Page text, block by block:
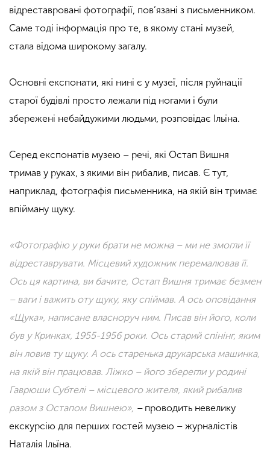
відреставровані фотографії, пов’язані з письменником.
Саме тоді інформація про те, в якому стані музей,
стала відома широкому загалу.
Основні експонати, які нині є у музеї, після руйнації
старої будівлі просто лежали під ногами і були
збережені небайдужими людьми, розповідає Ільїна.
Серед експонатів музею – речі, які Остап Вишня
тримав у руках, з якими він рибалив, писав. Є тут,
наприклад, фотографія письменника, на якій він тримає
впійману щуку.
«Фотографію у руки брати не можна – ми не змогли її
відреставрувати. Місцевий художник перемалював її.
Ось ця картина, ви бачите, Остап Вишня тримає безмен
– ваги і важить оту щуку, яку спіймав. А ось оповідання
«Щука», написане власноруч ним. Писав він його, коли
був у Кринках, 1955-1956 роки. Ось старий спінінг, яким
він ловив ту щуку. А ось старенька друкарська машинка,
на якій він працював. Ліжко – його зберегли у родині
Гаврюши Субтелі – місцевого жителя, який рибалив
разом з Остапом Вишнею», –проводить невелику
екскурсію для перших гостей музею – журналістів
Наталія Ільїна.